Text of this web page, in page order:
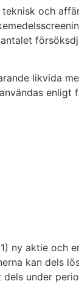
och
likvida
enligt
ny aktie och
kan dels
under